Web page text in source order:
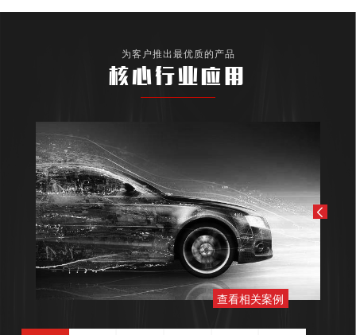
为客户推出最优质的产品
核心行业应用
查看相关案例